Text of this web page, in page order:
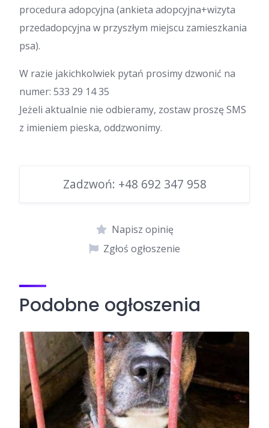
procedura adopcyjna (ankieta adopcyjna+wizyta
przedadopcyjna w przyszłym miejscu zamieszkania
psa).
W razie jakichkolwiek pytań prosimy dzwonić na
numer: 533 29 14 35
Jeżeli aktualnie nie odbieramy, zostaw proszę SMS
z imieniem pieska, oddzwonimy.
Zadzwoń: +48 692 347 958
Napisz opinię
Zgłoś ogłoszenie
Podobne ogłoszenia